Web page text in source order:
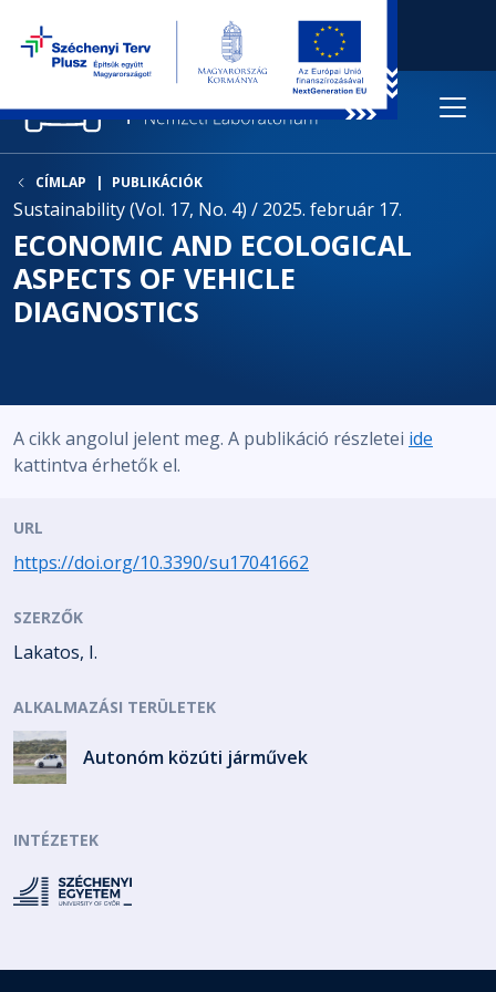
CÍMLAP PUBLIKÁCIÓK
Sustainability (Vol. 17, No. 4) / 2025. február 17.
ECONOMIC AND ECOLOGICAL
ASPECTS OF VEHICLE
DIAGNOSTICS
A cikk angolul jelent meg. A publikáció részletei ide
kattintva érhetők el.
URL
https://doi.org/10.3390/su17041662
SZERZŐK
Lakatos, I.
ALKALMAZÁSI TERÜLETEK
Autonóm közúti járművek
INTÉZETEK